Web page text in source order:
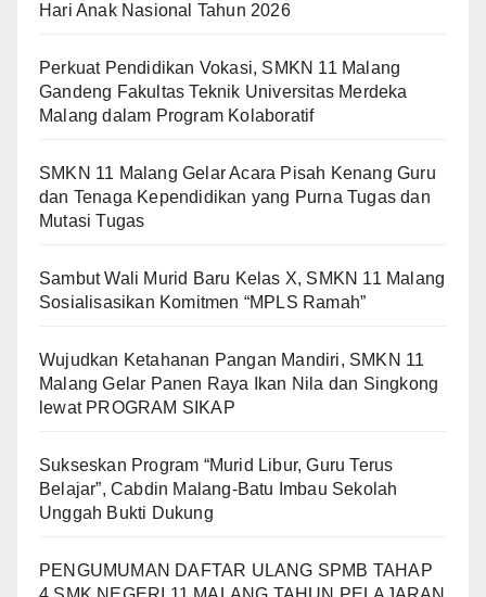
Hari Anak Nasional Tahun 2026
Perkuat Pendidikan Vokasi, SMKN 11 Malang
Gandeng Fakultas Teknik Universitas Merdeka
Malang dalam Program Kolaboratif
SMKN 11 Malang Gelar Acara Pisah Kenang Guru
dan Tenaga Kependidikan yang Purna Tugas dan
Mutasi Tugas
Sambut Wali Murid Baru Kelas X, SMKN 11 Malang
Sosialisasikan Komitmen “MPLS Ramah”
Wujudkan Ketahanan Pangan Mandiri, SMKN 11
Malang Gelar Panen Raya Ikan Nila dan Singkong
lewat PROGRAM SIKAP
Sukseskan Program “Murid Libur, Guru Terus
Belajar”, Cabdin Malang-Batu Imbau Sekolah
Unggah Bukti Dukung
PENGUMUMAN DAFTAR ULANG SPMB TAHAP